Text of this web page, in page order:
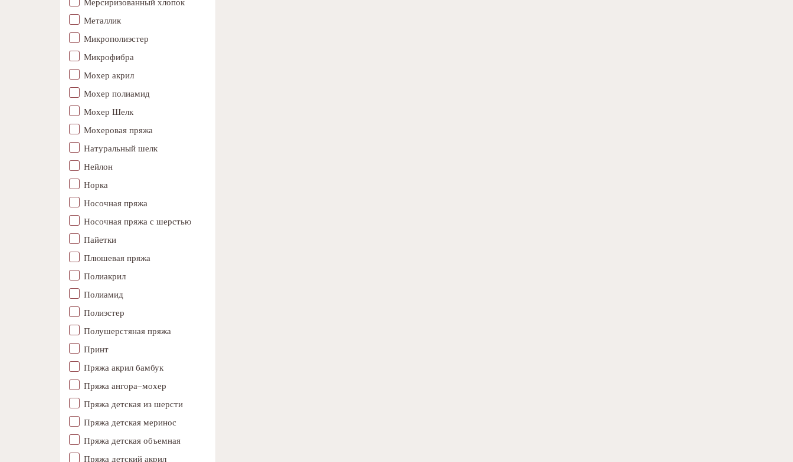
Металлик
Микрополиэстер
Микрофибра
Мохер акрил
Мохер полиамид
Мохер Шелк
Мохеровая пряжа
Натуральный шелк
Нейлон
Норка
Носочная пряжа
Носочная пряжа с шерстью
Пайетки
Плюшевая пряжа
Полиакрил
Полиамид
Полиэстер
Полушерстяная пряжа
Принт
Пряжа акрил бамбук
Пряжа ангора–мохер
Пряжа детская из шерсти
Пряжа детская меринос
Пряжа детская объемная
Пряжа детский акрил